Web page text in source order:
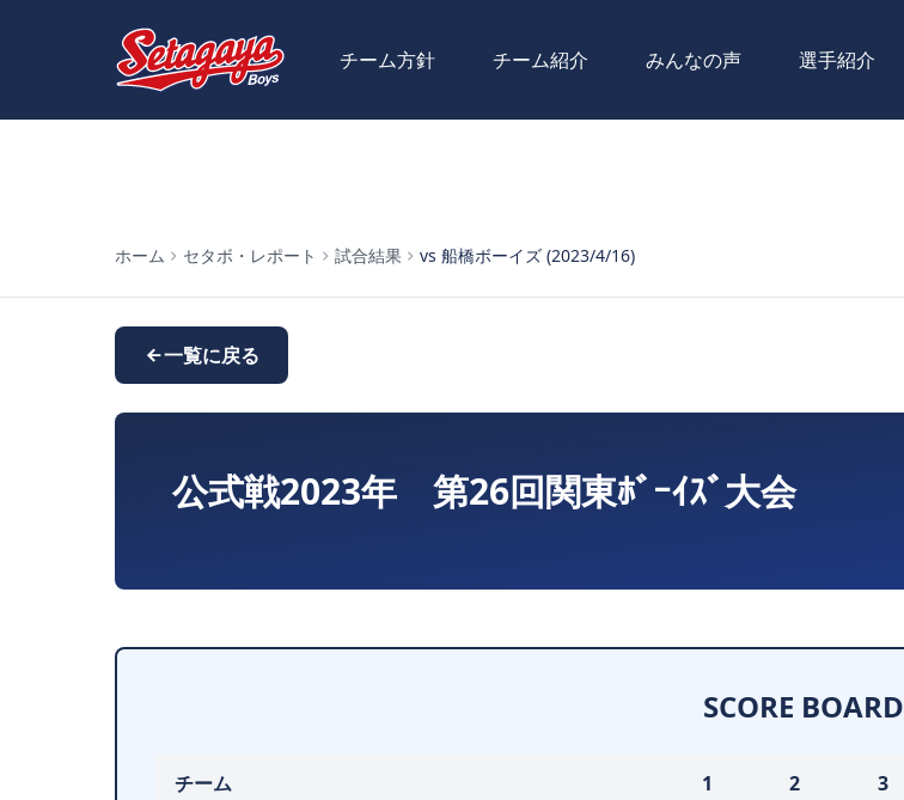
チーム方針 チーム紹介 みんなの声 選手紹介
ホーム セタボ・レポート 試合結果 vs 船橋ボーイズ (2023/4/16)
一覧に戻る
公式戦2023年 第26回関東ﾎﾞｰｲｽﾞ大会
SCORE BOARD
チーム 1 2 3